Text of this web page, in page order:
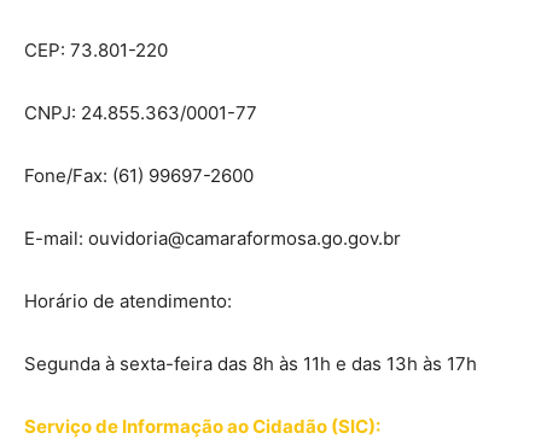
CEP: 73.801-220
CNPJ: 24.855.363/0001-77
Fone/Fax: (61) 99697-2600
E-mail: ouvidoria@camaraformosa.go.gov.br
Horário de atendimento:
Segunda à sexta-feira das 8h às 11h e das 13h às 17h
Serviço de Informação ao Cidadão (SIC):